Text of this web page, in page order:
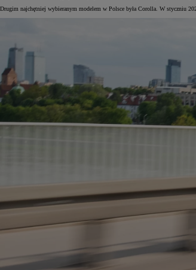
Yaris Cross
Drugim najchętniej wybieranym modelem w Polsce była Corolla. W styczniu